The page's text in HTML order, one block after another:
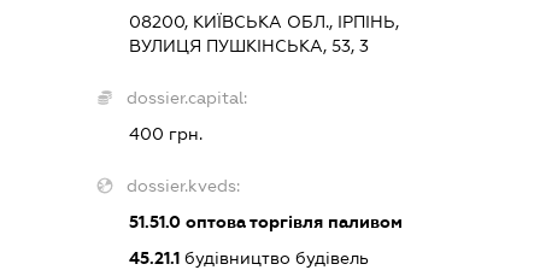
08200, КИЇВСЬКА ОБЛ., ІРПІНЬ,
ВУЛИЦЯ ПУШКІНСЬКА, 53, 3
dossier.capital:
400 грн.
dossier.kveds:
51.51.0 оптова торгівля паливом
45.21.1 будівництво будівель